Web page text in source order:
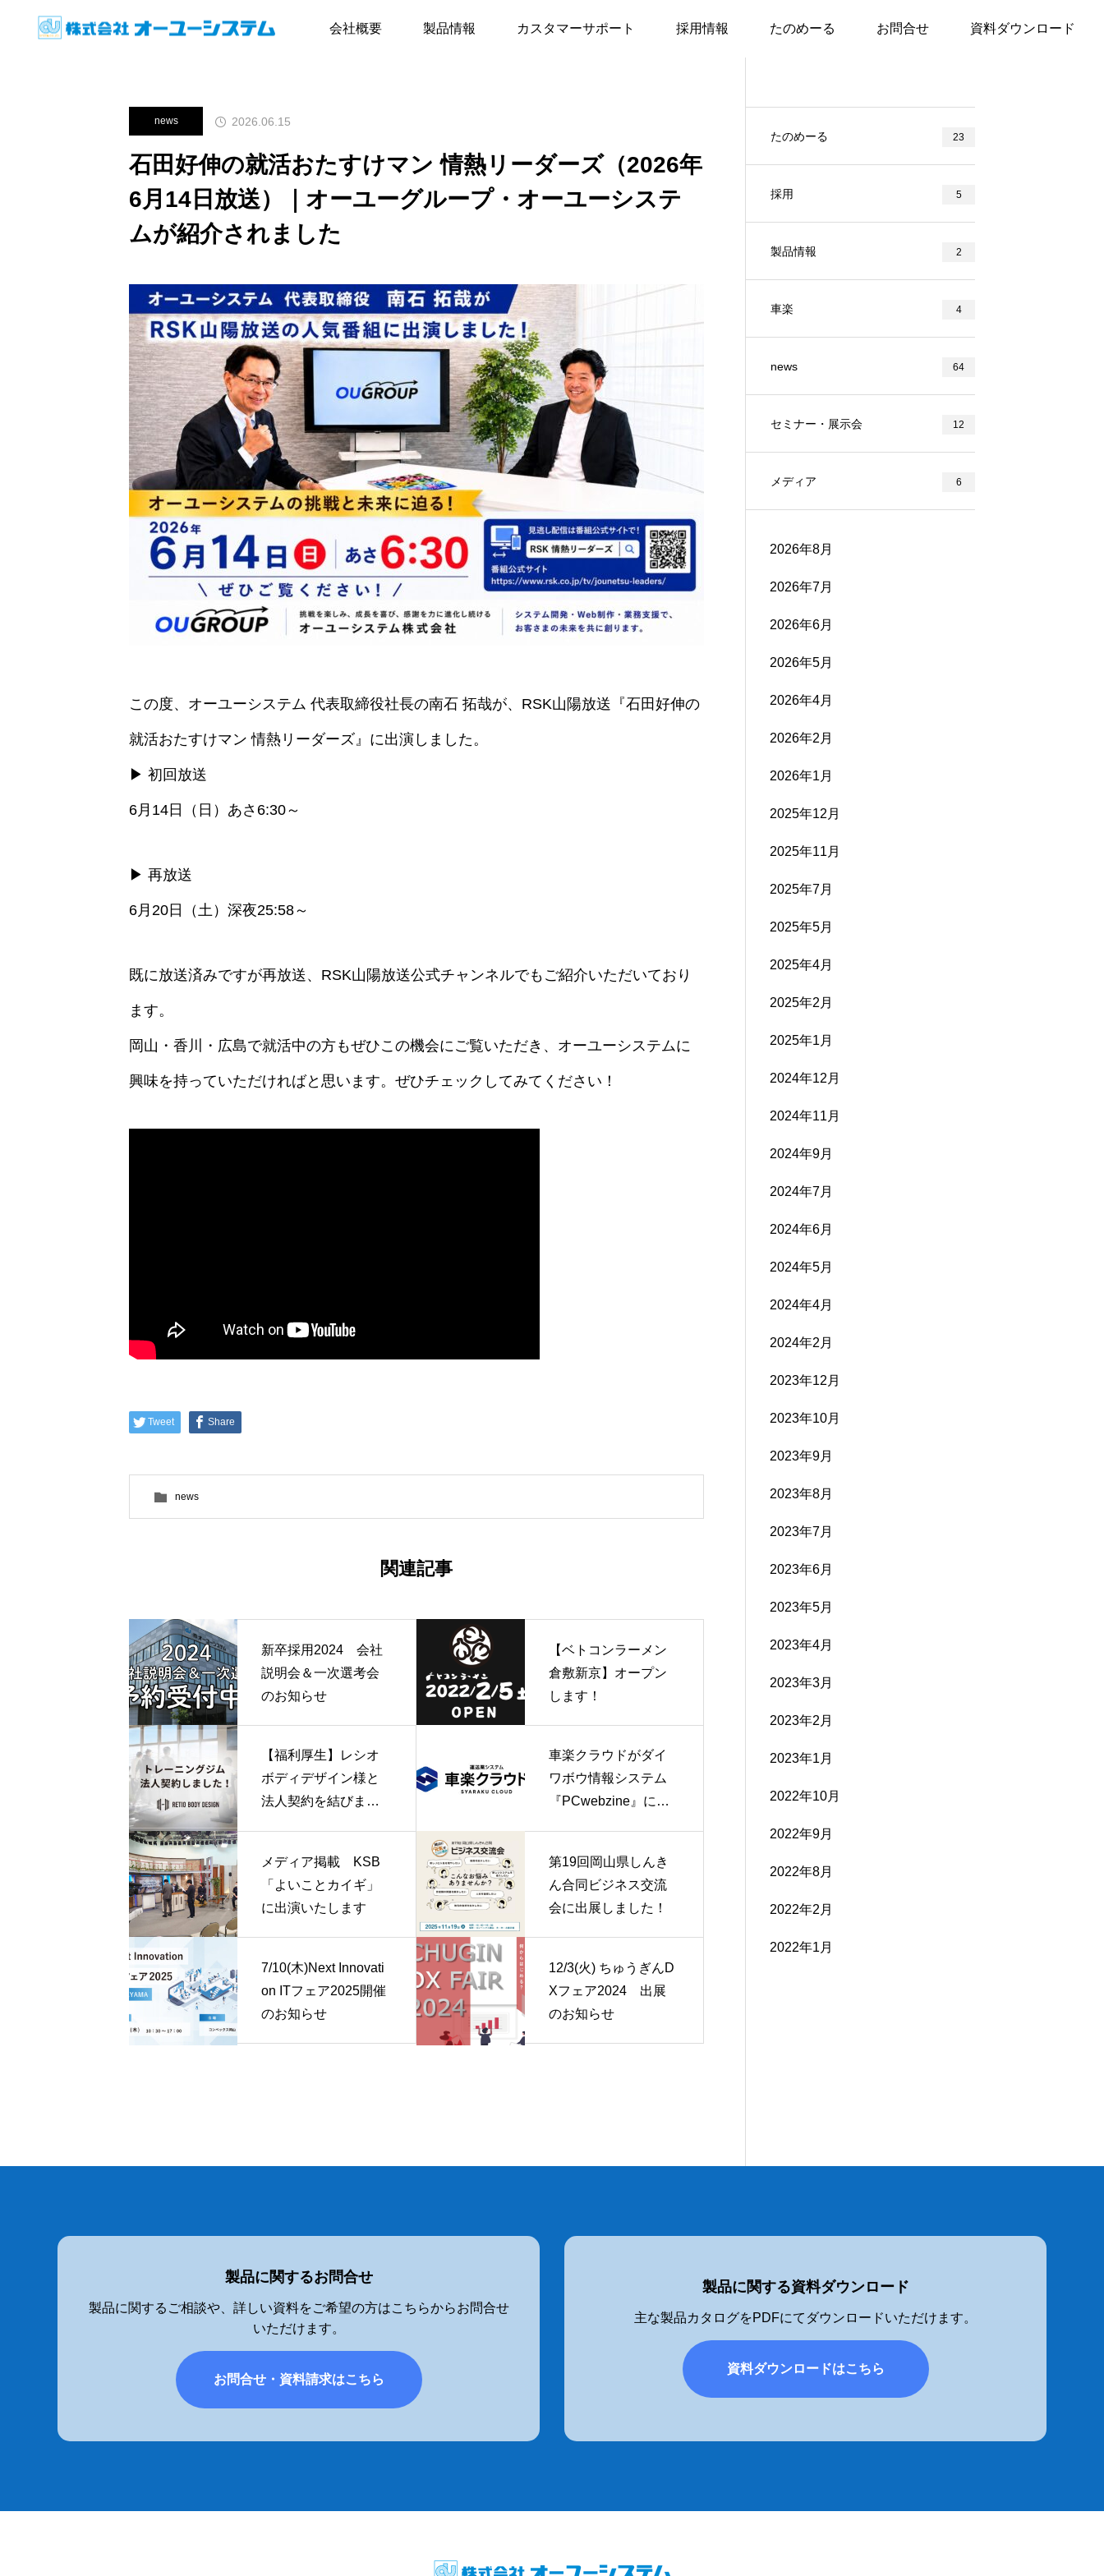
会社概要 製品情報 カスタマーサポート 採用情報 たのめーる お問合せ 資料ダウンロード
News news 石田好伸の就活おたすけマン 情熱リーダーズ（2026年6月14日放送）｜オーユーグループ・オーユーシステムが紹介されました
news 2026.06.15
石田好伸の就活おたすけマン 情熱リーダーズ（2026年
6月14日放送）｜オーユーグループ・オーユーシステ
ムが紹介されました
この度、オーユーシステム 代表取締役社長の南石 拓哉が、RSK山陽放送『石田好伸の
就活おたすけマン 情熱リーダーズ』に出演しました。
▶ 初回放送
6月14日（日）あさ6:30～
▶ 再放送
6月20日（土）深夜25:58～
既に放送済みですが再放送、RSK山陽放送公式チャンネルでもご紹介いただいており
ます。
岡山・香川・広島で就活中の方もぜひこの機会にご覧いただき、オーユーシステムに
興味を持っていただければと思います。ぜひチェックしてみてください！
Tweet Share
news
関連記事
新卒採用2024 会社
説明会＆一次選考会
のお知らせ
【ベトコンラーメン
倉敷新京】オープン
します！
【福利厚生】レシオ
ボディデザイン様と
法人契約を結びまし
車楽クラウドがダイ
ワボウ情報システム
『PCwebzine』に掲
メディア掲載 KSB
「よいことカイギ」
に出演いたします
第19回岡山県しんき
ん合同ビジネス交流
会に出展しました！
7/10(木)Next Innovati
on ITフェア2025開催
のお知らせ
12/3(火) ちゅうぎんD
Xフェア2024 出展
のお知らせ
たのめーる 23
採用 5
製品情報 2
車楽 4
news 64
セミナー・展示会 12
メディア 6
2026年8月
2026年7月
2026年6月
2026年5月
2026年4月
2026年2月
2026年1月
2025年12月
2025年11月
2025年7月
2025年5月
2025年4月
2025年2月
2025年1月
2024年12月
2024年11月
2024年9月
2024年7月
2024年6月
2024年5月
2024年4月
2024年2月
2023年12月
2023年10月
2023年9月
2023年8月
2023年7月
2023年6月
2023年5月
2023年4月
2023年3月
2023年2月
2023年1月
2022年10月
2022年9月
2022年8月
2022年2月
2022年1月
製品に関するお問合せ
製品に関するご相談や、詳しい資料をご希望の方はこちらからお問合せ
いただけます。
お問合せ・資料請求はこちら
製品に関する資料ダウンロード
主な製品カタログをPDFにてダウンロードいただけます。
資料ダウンロードはこちら